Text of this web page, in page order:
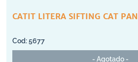
CATIT LITERA SIFTING CAT PAN
5677
- Agotado -